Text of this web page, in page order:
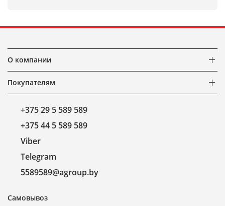
О компании
Покупателям
+375 29 5 589 589
+375 44 5 589 589
Viber
Telegram
5589589@agroup.by
Самовывоз